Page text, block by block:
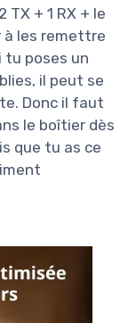
+ 1 RX + le
à les remettre
tu poses un
il peut se
Donc il faut
le boîtier dès
que tu as ce